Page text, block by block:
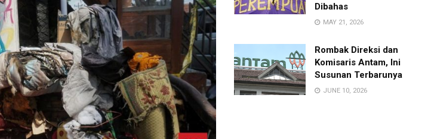
Dibahas
MAY 21, 2026
Rombak Direksi dan
Komisaris Antam, Ini
Susunan Terbarunya
JUNE 10, 2026